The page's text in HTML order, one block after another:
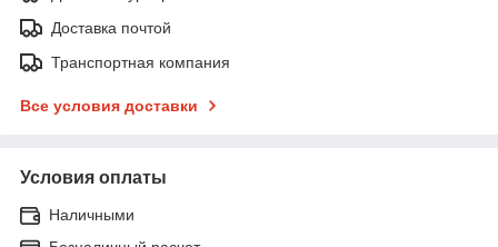
Доставка почтой
Транспортная компания
Все условия доставки
Условия оплаты
Наличными